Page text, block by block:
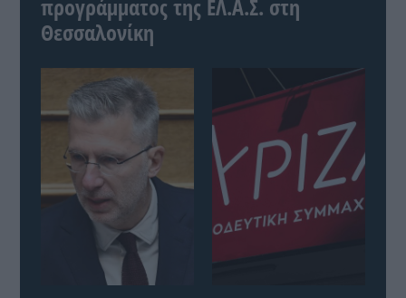
προγράμματος της ΕΛ.Α.Σ. στη
Θεσσαλονίκη